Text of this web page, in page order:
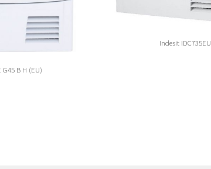
G45 B H (EU)
Indesit IDC735EU